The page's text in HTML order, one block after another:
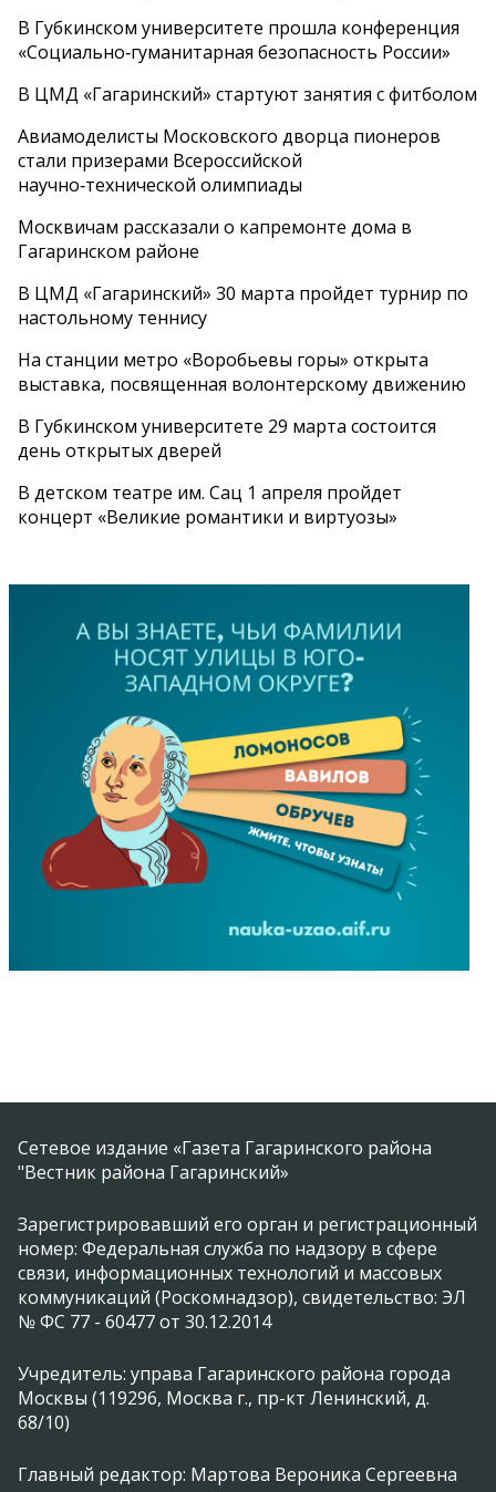
В Губкинском университете прошла конференция
«Социально‑гуманитарная безопасность России»
В ЦМД «Гагаринский» стартуют занятия с фитболом
Авиамоделисты Московского дворца пионеров
стали призерами Всероссийской
научно‑технической олимпиады
Москвичам рассказали о капремонте дома в
Гагаринском районе
В ЦМД «Гагаринский» 30 марта пройдет турнир по
настольному теннису
На станции метро «Воробьевы горы» открыта
выставка, посвященная волонтерскому движению
В Губкинском университете 29 марта состоится
день открытых дверей
В детском театре им. Сац 1 апреля пройдет
концерт «Великие романтики и виртуозы»
Сетевое издание «Газета Гагаринского района
"Вестник района Гагаринский»
Зарегистрировавший его орган и регистрационный
номер: Федеральная служба по надзору в сфере
связи, информационных технологий и массовых
коммуникаций (Роскомнадзор), свидетельство: ЭЛ
№ ФС 77 - 60477 от 30.12.2014
Учредитель: управа Гагаринского района города
Москвы (119296, Москва г., пр-кт Ленинский, д.
68/10)
Главный редактор: Мартова Вероника Сергеевна